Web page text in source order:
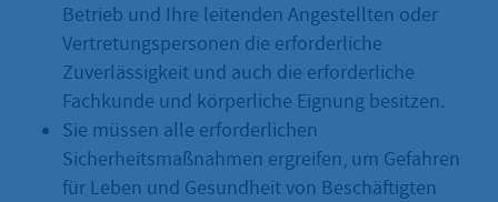
Betrieb und Ihre leitenden Angestellten oder
Vertretungspersonen die erforderliche
Zuverlässigkeit und auch die erforderliche
Fachkunde und körperliche Eignung besitzen.
Sie müssen alle erforderlichen
Sicherheitsmaßnahmen ergreifen, um Gefahren
für Leben und Gesundheit von Beschäftigten